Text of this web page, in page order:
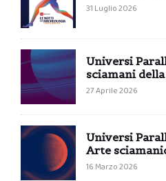
31 Luglio 2026
Universi
sciamani
27 Aprile 2026
Universi
Arte
16 Marzo 2026